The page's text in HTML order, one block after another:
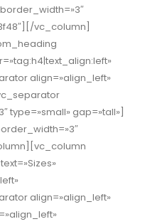
vc_column]
align=»align_left»
type=»small» gap=»tall»]
align=»align_left»